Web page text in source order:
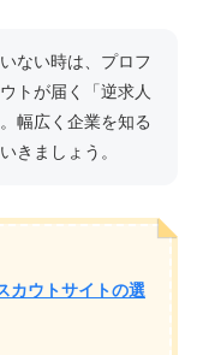
ない時は、プロフ
トが届く「逆求人
幅広く企業を知る
きましょう。
カウトサイトの選